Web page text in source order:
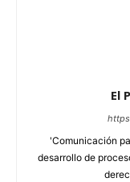
El
'Comunicación
desarrollo de